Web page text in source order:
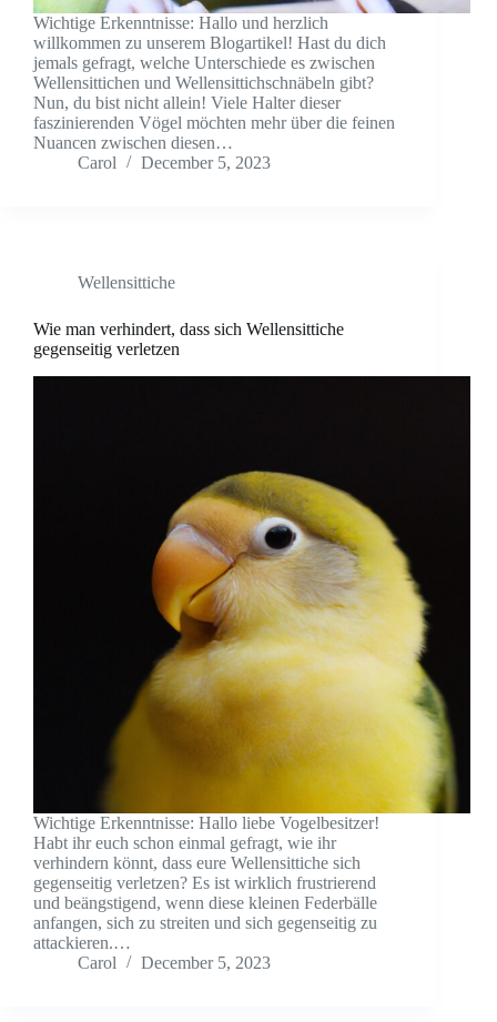
Wichtige Erkenntnisse: Hallo und herzlich
willkommen zu unserem Blogartikel! Hast du dich
jemals gefragt, welche Unterschiede es zwischen
Wellensittichen und Wellensittichschnäbeln gibt?
Nun, du bist nicht allein! Viele Halter dieser
faszinierenden Vögel möchten mehr über die feinen
Nuancen zwischen diesen…
Carol
December 5, 2023
Wellensittiche
Wie man verhindert, dass sich Wellensittiche
gegenseitig verletzen
Wichtige Erkenntnisse: Hallo liebe Vogelbesitzer!
Habt ihr euch schon einmal gefragt, wie ihr
verhindern könnt, dass eure Wellensittiche sich
gegenseitig verletzen? Es ist wirklich frustrierend
und beängstigend, wenn diese kleinen Federbälle
anfangen, sich zu streiten und sich gegenseitig zu
attackieren.…
Carol
December 5, 2023